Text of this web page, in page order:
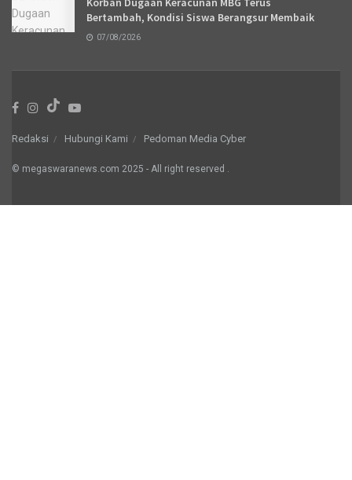
Bertambah, Kondisi Siswa Berangsur Membaik
07/08/2026
Redaksi Hubungi Kami Pedoman Media Cyber
© megaswaranews.com 2025 - All right reserved .